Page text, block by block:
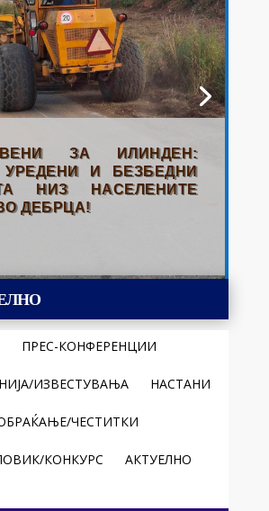
ЗА ИЛИНДЕН:
УРЕДЕНИ И БЕЗБЕДНИ
НИЗ НАСЕЛЕНИТЕ
ДЕБРЦА!
ПРЕС-КОНФЕРЕНЦИИ
ИЗВЕСТУВАЊА НАСТАНИ
ЧЕСТИТКИ
КОНКУРС АКТУЕЛНО